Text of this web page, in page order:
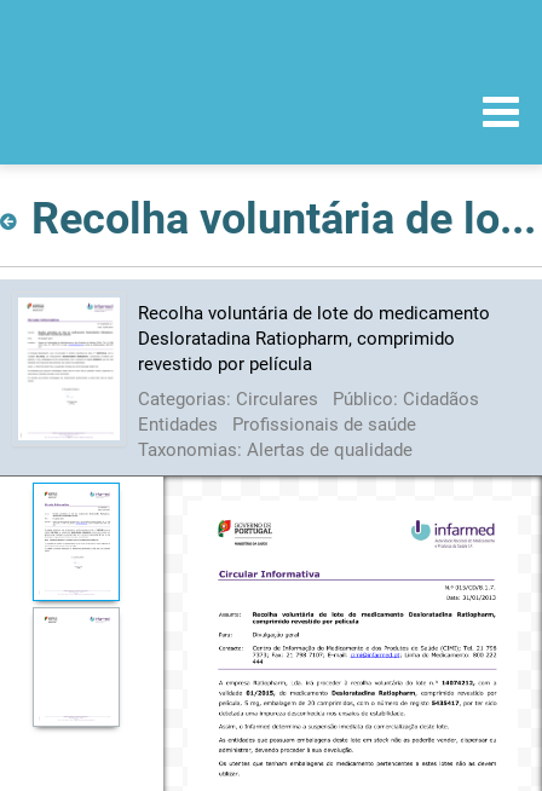
Recolha voluntária de lote do medicamento Desloratadina Ratiopharm, comprimido revestido por película
Recolha voluntária de lote do medicamento
Desloratadina Ratiopharm, comprimido
revestido por película
Categorias: Circulares Público: Cidadãos
Entidades
Profissionais de saúde
Taxonomias: Alertas de qualidade